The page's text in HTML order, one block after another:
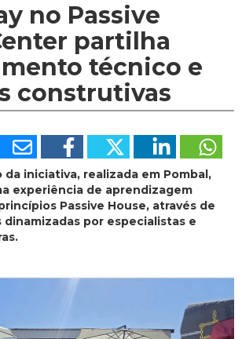
no Passive
partilha
técnico e
construtivas
da iniciativa, realizada em Pombal,
experiência de aprendizagem
Passive House, através de
dinamizadas por especialistas e